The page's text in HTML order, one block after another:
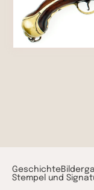
Geschichte
Stempel und